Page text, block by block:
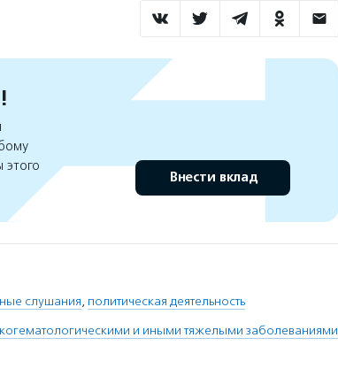
этого
Внести вклад
слушания, политическая деятельность
и иными тяжелыми заболеваниями